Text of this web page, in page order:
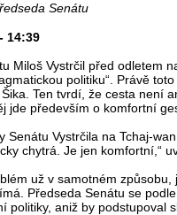
Senátu
14:39
Miloš Vystrčil před odletem
politiku“. Právě
Ten tvrdí, že cesta není
jde především o komfortní
Senátu Vystrčila na Tchaj-
chytrá. Je jen komfortní,“
už v samotném
Předseda Senátu se
politiky, aniž by podstupoval